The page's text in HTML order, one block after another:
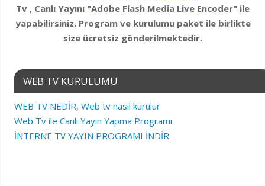
Tv , Canlı Yayını "Adobe Flash Media Live Encoder" ile
yapabilirsiniz. Program ve kurulumu paket ile birlikte
size ücretsiz gönderilmektedir.
WEB TV KURULUMU
WEB TV NEDİR, Web tv nasıl kurulur
Web Tv ile Canlı Yayın Yapma Programı
İNTERNE TV YAYIN PROGRAMI İNDİR